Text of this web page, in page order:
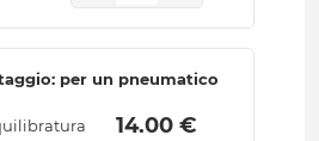
per un pneumatico
14.00 €